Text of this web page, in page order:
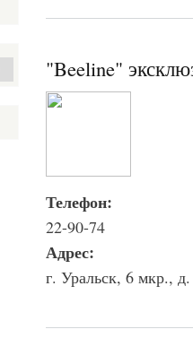
"Beeline"
Телефон:
22-90-74
Адрес:
г. Уральск, 6 мкр.,